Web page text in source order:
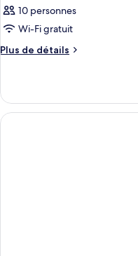
10 personnes
Wi-Fi gratuit
Plus de détails
Plus
le
type
de